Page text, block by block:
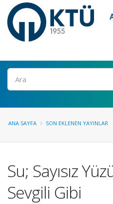
Ara
ANA SAYFA SON EKLENEN YAYINLAR
Su; Sayısız
Sevgili Gibi